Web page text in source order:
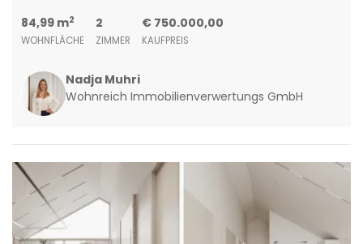
84,99 m2
WOHNFLÄCHE
2
ZIMMER
€ 750.000,00
KAUFPREIS
Nadja Muhri
Wohnreich Immobilienverwertungs GmbH